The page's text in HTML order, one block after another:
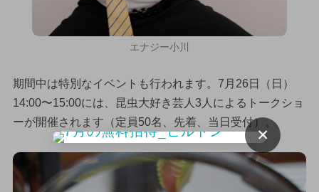
エナジー小川
期間中は特別なイベントも行われます。7月26日（日）
14:00〜15:00には、昆虫大好き芸人3人によるトークショ
ーが開催されます（定員50名、先着、当日受付）。
×